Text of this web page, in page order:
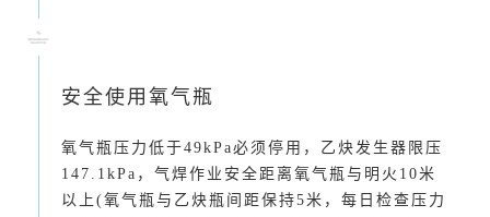
安全使用氧气瓶
氧气瓶压力低于49kPa必须停用， 乙炔发生器 限压
147.1kPa，气焊作业安全距离氧气瓶与明火10米
以上(氧气瓶与乙炔瓶间距保持5米，每日检查压力